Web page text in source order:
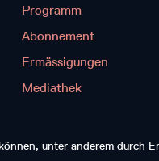
Programm
Abonnement
Ermässigungen
Mediathek
Diskografie
unter anderem durch